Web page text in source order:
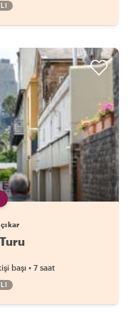
başı • 7 saat